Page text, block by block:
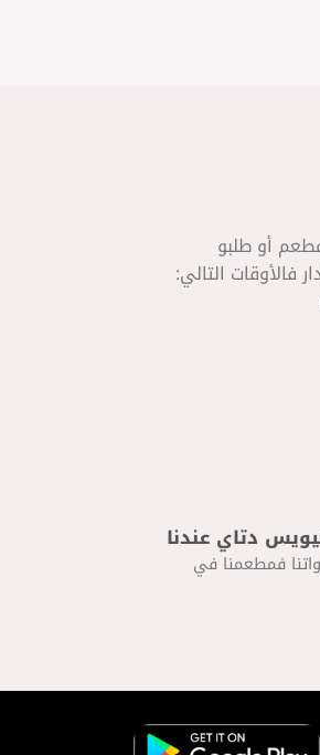
أو طلبو
فالأوقات التالي:
دتاي عندنا
فمطعمنا في